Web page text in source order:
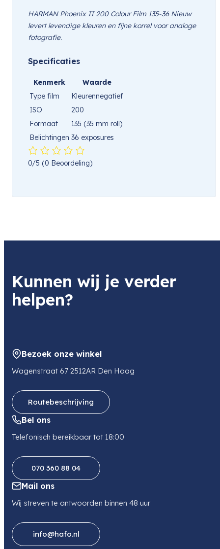
HARMAN Phoenix II 200 Colour Film 135-36 Nieuw
levert levendige kleuren en fijne korrel voor analoge
fotografie.
Specificaties
Kenmerk
Waarde
Type film
Kleurennegatief
ISO
200
Formaat
135 (35 mm roll)
Belichtingen 36 exposures
0/5 (0 Beoordeling)
Kunnen wij je verder
helpen?
Bezoek onze winkel
Wagenstraat 67 2512AR Den Haag
Routebeschrijving
Bel ons
Telefonisch bereikbaar tot 18:00
070 360 88 04
Mail ons
Wij streven te antwoorden binnen 48 uur
info@hafo.nl